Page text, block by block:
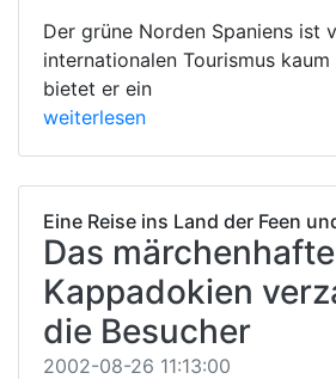
Der grüne Norden Spaniens ist
internationalen Tourismus
bietet er ein
weiterlesen
Eine Reise ins Land der Feen
Das märchenhafte
Kappadokien
die Besucher
2002-08-26 11:13:00